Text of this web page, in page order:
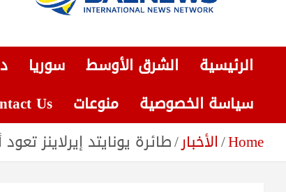
شبكة باز الإخبارية
الرئيسية الشرق الأوسط سوريا
سياسة الخصوصية
منوعات Us
Home الأخبار طائرة يونايتد إيرلاينز